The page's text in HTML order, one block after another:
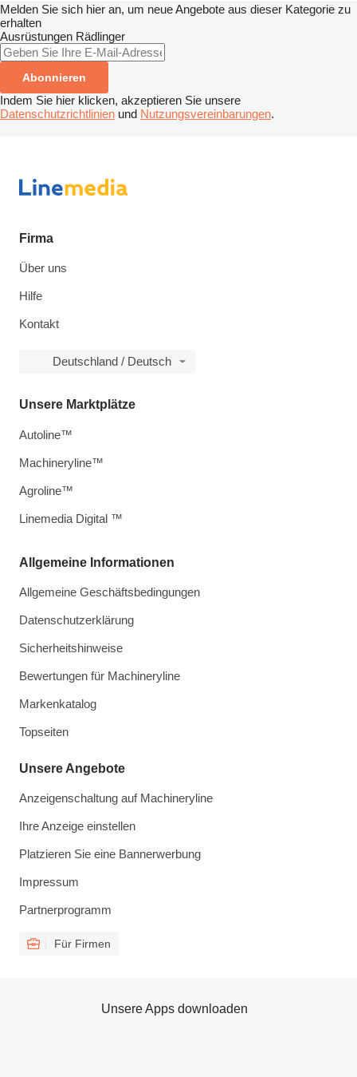
Melden Sie sich hier an, um neue Angebote aus dieser Kategorie zu
erhalten
Ausrüstungen Rädlinger
Abonnieren
Indem Sie hier klicken, akzeptieren Sie unsere
Datenschutzrichtlinien und Nutzungsvereinbarungen.
Firma
Über uns
Hilfe
Kontakt
Deutschland / Deutsch
Allgemeine Informationen
Allgemeine Geschäftsbedingungen
Datenschutzerklärung
Sicherheitshinweise
Bewertungen für Machineryline
Markenkatalog
Topseiten
Unsere Angebote
Anzeigenschaltung auf Machineryline
Ihre Anzeige einstellen
Platzieren Sie eine Bannerwerbung
Impressum
Partnerprogramm
Für Firmen
Unsere Marktplätze
Autoline™
Machineryline™
Agroline™
Linemedia Digital ™
Unsere Apps downloaden